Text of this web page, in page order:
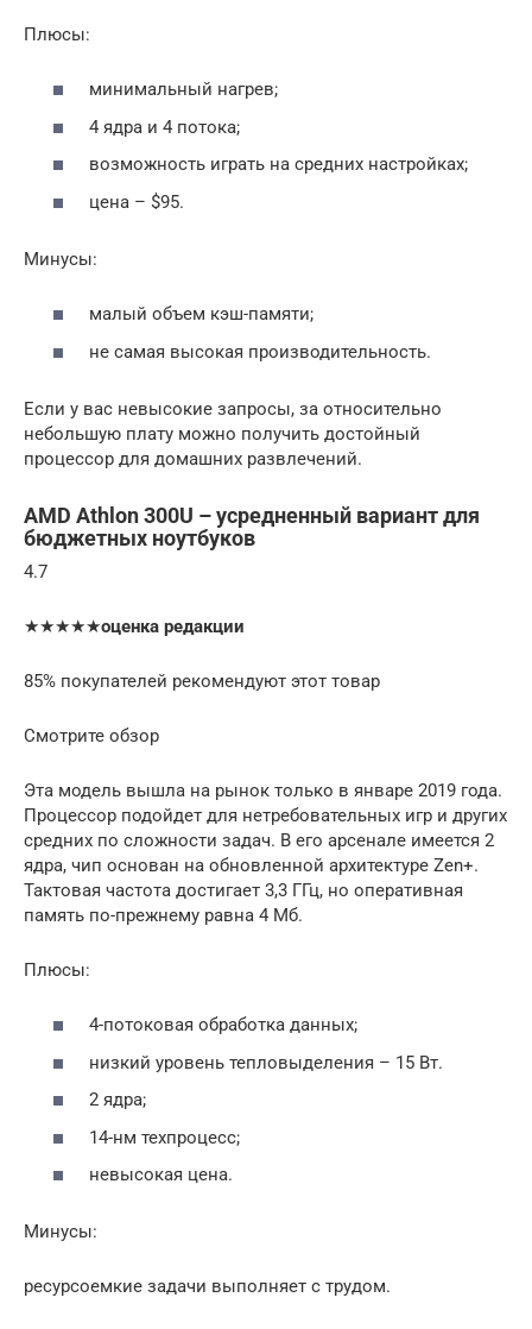
Плюсы:
минимальный нагрев;
4 ядра и 4 потока;
возможность играть на средних настройках;
цена – $95.
Минусы:
малый объем кэш-памяти;
не самая высокая производительность.
Если у вас невысокие запросы, за относительно
небольшую плату можно получить достойный
процессор для домашних развлечений.
AMD Athlon 300U – усредненный вариант для
бюджетных ноутбуков
4.7
★★★★★оценка редакции
85% покупателей рекомендуют этот товар
Смотрите обзор
Эта модель вышла на рынок только в январе 2019 года.
Процессор подойдет для нетребовательных игр и других
средних по сложности задач. В его арсенале имеется 2
ядра, чип основан на обновленной архитектуре Zen+.
Тактовая частота достигает 3,3 ГГц, но оперативная
память по-прежнему равна 4 Мб.
Плюсы:
4-потоковая обработка данных;
низкий уровень тепловыделения – 15 Вт.
2 ядра;
14-нм техпроцесс;
невысокая цена.
Минусы:
ресурсоемкие задачи выполняет с трудом.